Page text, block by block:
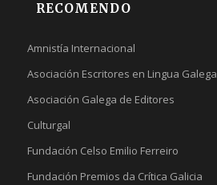
RECOMENDO
Amnistía Internacional
Asociación Escritores en Lingua Galega
Asociación Galega de Editores
Culturgal
Fundación Celso Emilio Ferreiro
Fundación Premios da Crítica Galicia